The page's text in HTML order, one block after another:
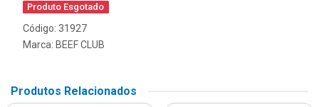
Produto Esgotado
Código: 31927
Marca: BEEF CLUB
Produtos Relacionados